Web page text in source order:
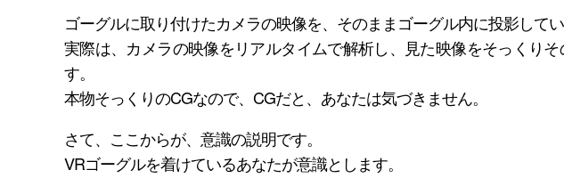
ゴーグルに取り付けたカメラの映像を、そのままゴーグル内に投影して
実際は、カメラの映像をリアルタイムで解析し、見た映像をそっくり
す。
本物そっくりのCGなので、CGだと、あなたは気づきません。
さて、ここからが、意識の説明です。
VRゴーグルを着けているあなたが意識とします。